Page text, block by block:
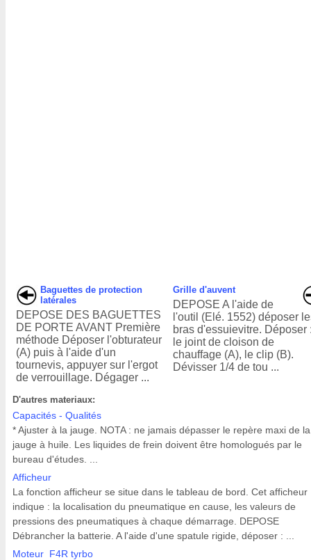
Baguettes de protection
latérales
DEPOSE DES BAGUETTES
DE PORTE AVANT Première
méthode Déposer l'obturateur
(A) puis à l'aide d'un
tournevis, appuyer sur l'ergot
de verrouillage. Dégager ...
Grille d'auvent
DEPOSE A l'aide de
l'outil (Elé. 1552) déposer
bras d'essuievitre. Déposer
le joint de cloison de
chauffage (A), le clip (B).
Dévisser 1/4 de tou ...
D'autres materiaux:
Capacités - Qualités
* Ajuster à la jauge. NOTA : ne jamais dépasser le repère maxi de la
jauge à huile. Les liquides de frein doivent être homologués par le
bureau d'études. ...
Afficheur
La fonction afficheur se situe dans le tableau de bord. Cet afficheur
indique : la localisation du pneumatique en cause, les valeurs de
pressions des pneumatiques à chaque démarrage. DEPOSE
Débrancher la batterie. A l'aide d'une spatule rigide, déposer : ...
Moteur F4R tyrbo